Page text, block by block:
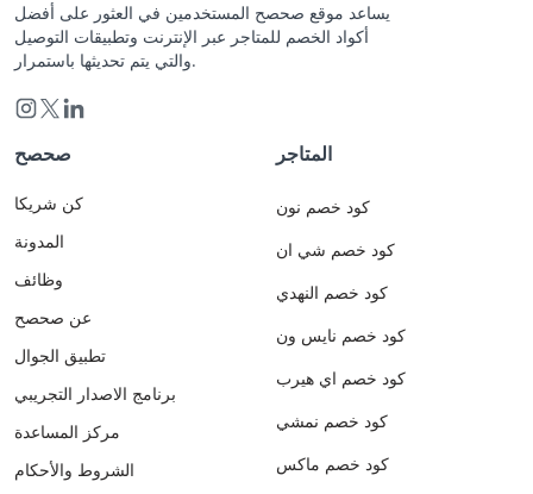
يساعد موقع صحصح المستخدمين في العثور على أفضل
أكواد الخصم للمتاجر عبر الإنترنت وتطبيقات التوصيل
والتي يتم تحديثها باستمرار.
صحصح
كن شريكا
المدونة
وظائف
عن صحصح
تطبيق الجوال
برنامج الاصدار التجريبي
مركز المساعدة
الشروط والأحكام
المتاجر
كود خصم نون
كود خصم شي ان
كود خصم النهدي
كود خصم نايس ون
كود خصم اي هيرب
كود خصم نمشي
كود خصم ماكس